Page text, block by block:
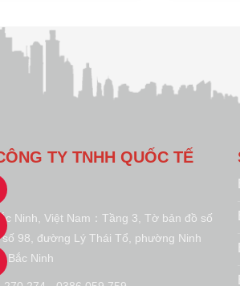
TY TNHH QUỐC TẾ
Ninh, Việt Nam：Tầng 3, Tờ bản đồ số
98, đường Lý Thái Tổ, phường Ninh
Bắc Ninh